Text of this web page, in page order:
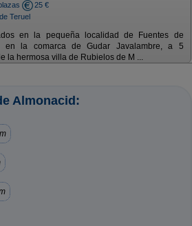
25 €
Teruel
en la pequeña localidad de Fuentes de
en la comarca de Gudar Javalambre, a 5
la hermosa villa de Rubielos de M ...
Almonacid: